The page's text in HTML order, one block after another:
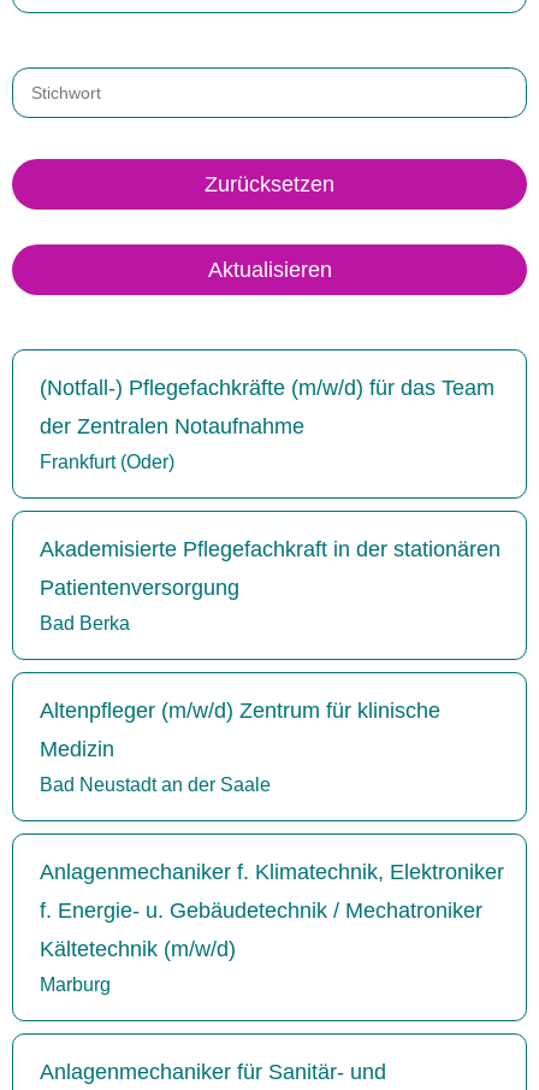
Zurücksetzen
Aktualisieren
(Notfall-) Pflegefachkräfte (m/w/d) für das Team
der Zentralen Notaufnahme
Frankfurt (Oder)
Akademisierte Pflegefachkraft in der stationären
Patientenversorgung
Bad Berka
Altenpfleger (m/w/d) Zentrum für klinische
Medizin
Bad Neustadt an der Saale
Anlagenmechaniker f. Klimatechnik, Elektroniker
f. Energie- u. Gebäudetechnik / Mechatroniker
Kältetechnik (m/w/d)
Marburg
Anlagenmechaniker für Sanitär- und